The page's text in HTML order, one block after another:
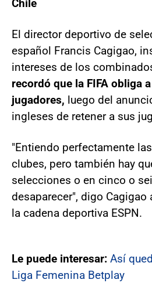
Chile
El director deportivo de
español Francis Cagigao,
intereses de los
recordó que la FIFA obliga
jugadores, luego del
ingleses de retener a sus
"Entiendo perfectamente
clubes, pero también hay
selecciones o en cinco o
desaparecer", digo
la cadena deportiva ESPN.
Le puede interesar: Así
Liga Femenina Betplay